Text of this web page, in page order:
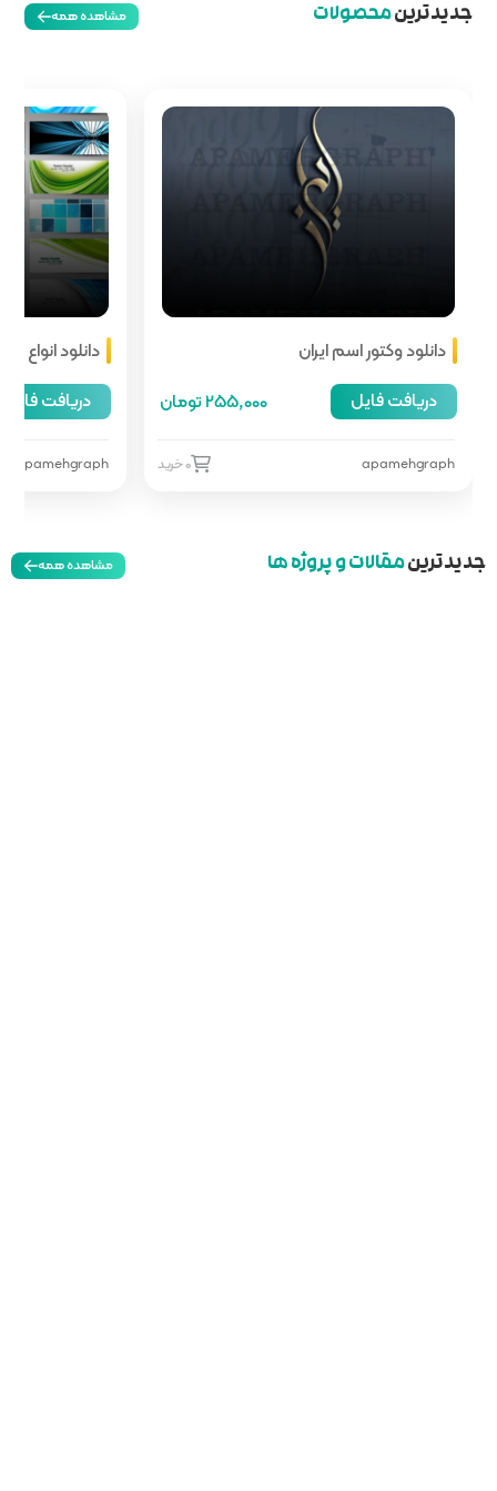
مشاهده همه
تومان
0 خرید
دانلود انواع هدر سایت
دریافت فایل
66,000 تومان
0 خرید
مشاهده همه